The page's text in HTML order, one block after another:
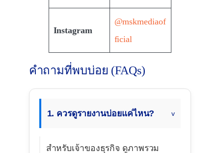
Instagram
@mskmediaof
ficial
คำถามที่พบบ่อย (FAQs)
1. ควรดูรายงานบ่อยแค่ไหน?
สำหรับเจ้าของธุรกิจ ดูภาพรวม